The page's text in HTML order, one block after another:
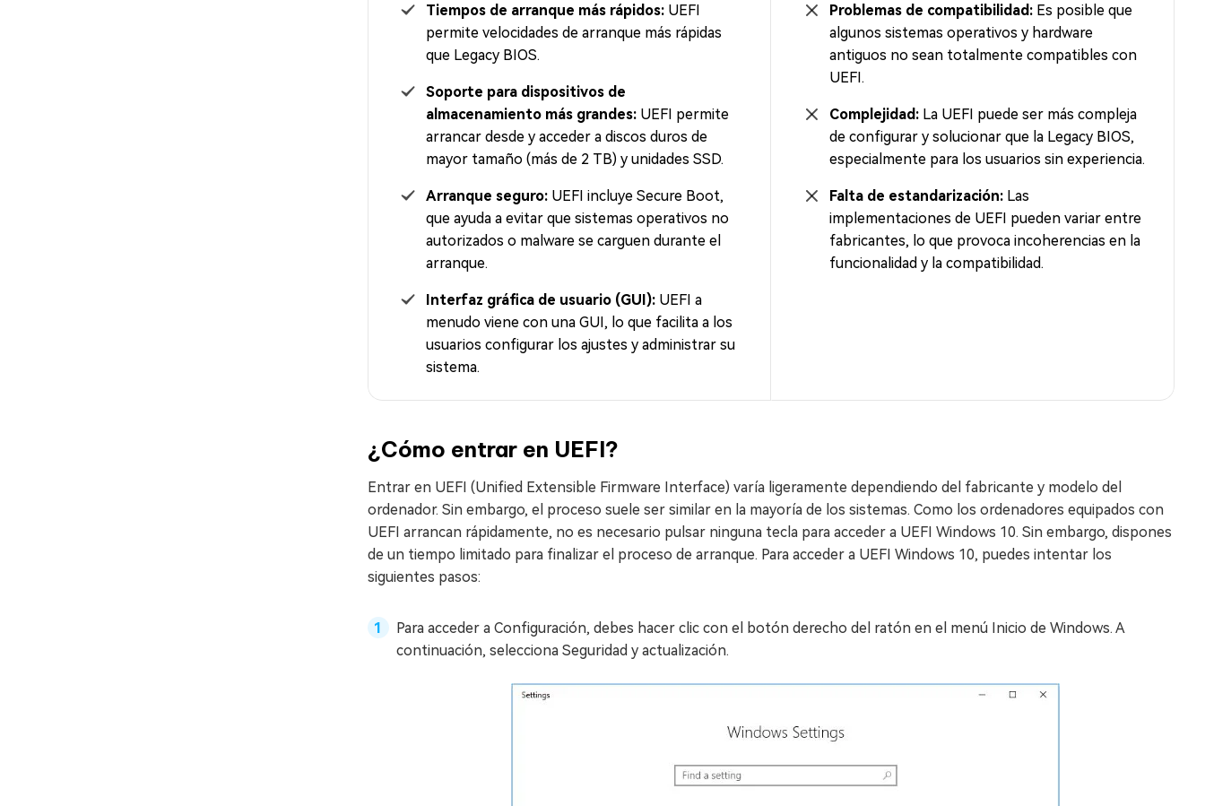
Tiempos de arranque más rápidos: UEFI
permite velocidades de arranque más rápidas
que Legacy BIOS.
Soporte para dispositivos de
almacenamiento más grandes: UEFI permite
arrancar desde y acceder a discos duros de
mayor tamaño (más de 2 TB) y unidades SSD.
Arranque seguro: UEFI incluye Secure Boot,
que ayuda a evitar que sistemas operativos no
autorizados o malware se carguen durante el
arranque.
Interfaz gráfica de usuario (GUI): UEFI a
menudo viene con una GUI, lo que facilita a los
usuarios configurar los ajustes y administrar su
sistema.
Problemas de compatibilidad: Es posible que
algunos sistemas operativos y hardware
antiguos no sean totalmente compatibles con
UEFI.
Complejidad: La UEFI puede ser más compleja
de configurar y solucionar que la Legacy BIOS,
especialmente para los usuarios sin experiencia.
Falta de estandarización: Las
implementaciones de UEFI pueden variar entre
fabricantes, lo que provoca incoherencias en la
funcionalidad y la compatibilidad.
¿Cómo entrar en UEFI?
Entrar en UEFI (Unified Extensible Firmware Interface) varía ligeramente dependiendo del fabricante y modelo del
ordenador. Sin embargo, el proceso suele ser similar en la mayoría de los sistemas. Como los ordenadores equipados con
UEFI arrancan rápidamente, no es necesario pulsar ninguna tecla para acceder a UEFI Windows 10. Sin embargo, dispones
de un tiempo limitado para finalizar el proceso de arranque. Para acceder a UEFI Windows 10, puedes intentar los
siguientes pasos:
Para acceder a Configuración, debes hacer clic con el botón derecho del ratón en el menú Inicio de Windows. A
continuación, selecciona Seguridad y actualización.